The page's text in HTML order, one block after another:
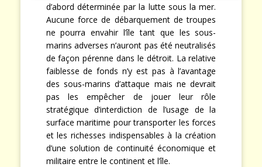
d’abord déterminée par la lutte sous la mer.
Aucune force de débarquement de troupes
ne pourra envahir l’île tant que les sous-
marins adverses n’auront pas été neutralisés
de façon pérenne dans le détroit. La relative
faiblesse de fonds n’y est pas à l’avantage
des sous-marins d’attaque mais ne devrait
pas les empêcher de jouer leur rôle
stratégique d’interdiction de l’usage de la
surface maritime pour transporter les forces
et les richesses indispensables à la création
d’une solution de continuité économique et
militaire entre le continent et l’île.